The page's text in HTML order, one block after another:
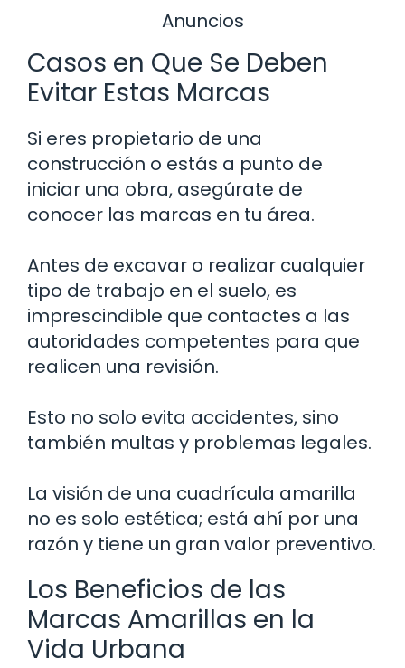
Anuncios
Casos en Que Se Deben
Evitar Estas Marcas
Si eres propietario de una
construcción o estás a punto de
iniciar una obra, asegúrate de
conocer las marcas en tu área.
Antes de excavar o realizar cualquier
tipo de trabajo en el suelo, es
imprescindible que contactes a las
autoridades competentes para que
realicen una revisión.
Esto no solo evita accidentes, sino
también multas y problemas legales.
La visión de una cuadrícula amarilla
no es solo estética; está ahí por una
razón y tiene un gran valor preventivo.
Los Beneficios de las
Marcas Amarillas en la
Vida Urbana